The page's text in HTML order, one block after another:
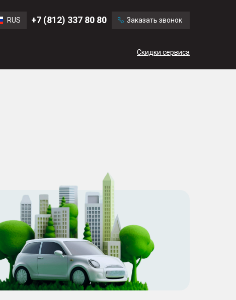
RUS +7 (812) 337 80 80 Заказать звонок
Скидки сервиса